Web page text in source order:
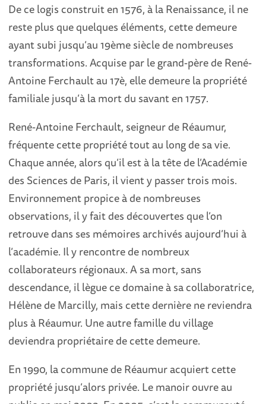
De ce logis construit en 1576, à la Renaissance, il ne
reste plus que quelques éléments, cette demeure
ayant subi jusqu’au 19ème siècle de nombreuses
transformations. Acquise par le grand-père de René-
Antoine Ferchault au 17è, elle demeure la propriété
familiale jusqu’à la mort du savant en 1757.
René-Antoine Ferchault, seigneur de Réaumur,
fréquente cette propriété tout au long de sa vie.
Chaque année, alors qu’il est à la tête de l’Académie
des Sciences de Paris, il vient y passer trois mois.
Environnement propice à de nombreuses
observations, il y fait des découvertes que l’on
retrouve dans ses mémoires archivés aujourd’hui à
l’académie. Il y rencontre de nombreux
collaborateurs régionaux. A sa mort, sans
descendance, il lègue ce domaine à sa collaboratrice,
Hélène de Marcilly, mais cette dernière ne reviendra
plus à Réaumur. Une autre famille du village
deviendra propriétaire de cette demeure.
En 1990, la commune de Réaumur acquiert cette
propriété jusqu’alors privée. Le manoir ouvre au